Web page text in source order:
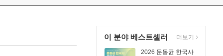
이 분야 베스트셀러
2026 문동균 한국사
더보기